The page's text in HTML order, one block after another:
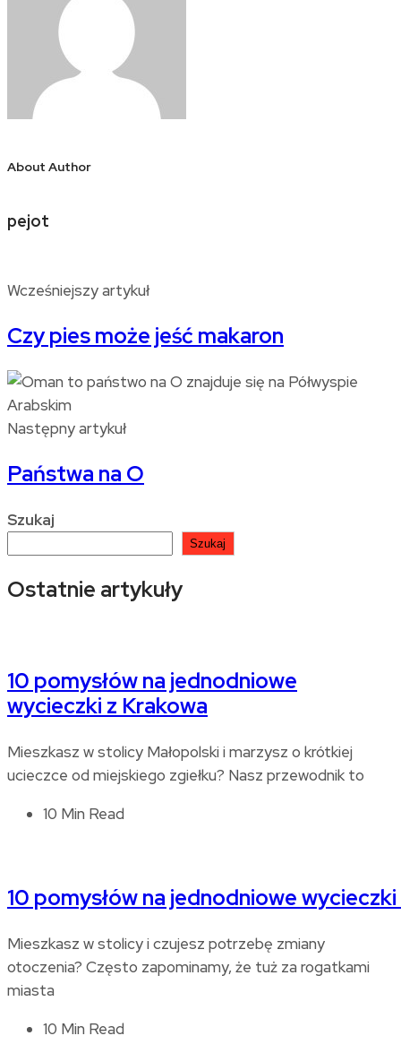
About Author
pejot
Wcześniejszy artykuł
Czy pies może jeść makaron
Następny artykuł
Państwa na O
Szukaj
Szukaj
Ostatnie artykuły
10 pomysłów na jednodniowe
wycieczki z Krakowa
Mieszkasz w stolicy Małopolski i marzysz o krótkiej
ucieczce od miejskiego zgiełku? Nasz przewodnik to
10 Min Read
10 pomysłów na jednodniowe
Mieszkasz w stolicy i czujesz potrzebę zmiany
otoczenia? Często zapominamy, że tuż za rogatkami
miasta
10 Min Read